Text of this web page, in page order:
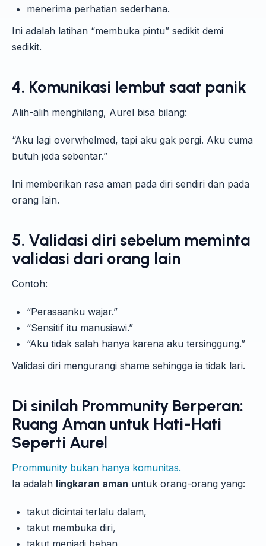
menerima perhatian sederhana.
Ini adalah latihan “membuka pintu” sedikit demi
sedikit.
4. Komunikasi lembut saat panik
Alih-alih menghilang, Aurel bisa bilang:
“Aku lagi overwhelmed, tapi aku gak pergi. Aku cuma
butuh jeda sebentar.”
Ini memberikan rasa aman pada diri sendiri dan pada
orang lain.
5. Validasi diri sebelum meminta
validasi dari orang lain
Contoh:
“Perasaanku wajar.”
“Sensitif itu manusiawi.”
“Aku tidak salah hanya karena aku tersinggung.”
Validasi diri mengurangi shame sehingga ia tidak lari.
Di sinilah Prommunity Berperan:
Ruang Aman untuk Hati-Hati
Seperti Aurel
Prommunity bukan hanya komunitas.
Ia adalah lingkaran aman untuk orang-orang yang:
takut dicintai terlalu dalam,
takut membuka diri,